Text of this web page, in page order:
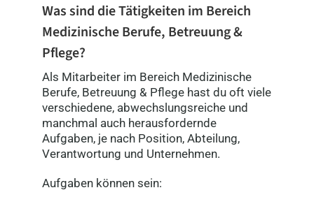
Was sind die Tätigkeiten im Bereich
Medizinische Berufe, Betreuung &
Pflege?
Als Mitarbeiter im Bereich Medizinische
Berufe, Betreuung & Pflege hast du oft viele
verschiedene, abwechslungsreiche und
manchmal auch herausfordernde
Aufgaben, je nach Position, Abteilung,
Verantwortung und Unternehmen.
Aufgaben können sein: